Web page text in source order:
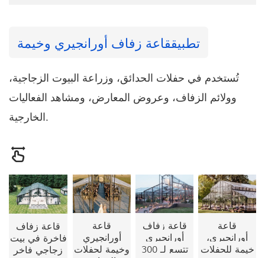
تطبيققاعة زفاف أورانجيري وخيمة
تُستخدم في حفلات الحدائق، وزراعة البيوت الزجاجية،
وولائم الزفاف، وعروض المعارض، ومشاهد الفعاليات
الخارجية.
قاعة زفاف
فاخرة في بيت
زجاجي فاخر
قاعة
أورانجيري
وخيمة لحفلات
قاعة زفاف
أورانجيري
تتسع لـ 300
قاعة
أورانجيري،
خيمة للحفلات